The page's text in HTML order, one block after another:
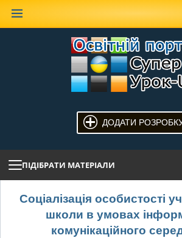
ДОДАТИ
ПІДІБРАТИ МАТЕРІАЛИ
Соціалізація особистості
школи в умовах
комунікаційного